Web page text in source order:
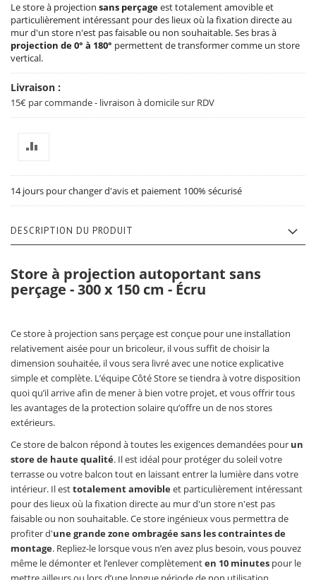
Le store à projection sans perçageest totalement amovible et
particulièrement intéressant pour des lieux où la fixation directe au
mur d'un store n'est pas faisable ou non souhaitable. Ses bras à
projection de 0° à 180° permettent de transformer comme un store
vertical.
Livraison :
15€ par commande - livraison à domicile sur RDV
14 jours pour changer d'avis et paiement 100% sécurisé
DESCRIPTION DU PRODUIT
Store à projection autoportant sans
perçage - 300 x 150 cm - Écru
Ce store à projection sans perçage est conçue pour une installation
relativement aisée pour un bricoleur, il vous suffit de choisir la
dimension souhaitée, il vous sera livré avec une notice explicative
simple et complète. L’équipe Côté Store se tiendra à votre disposition
quoi qu’il arrive afin de mener à bien votre projet, et vous offrir tous
les avantages de la protection solaire qu’offre un de nos stores
extérieurs.
Ce store de balcon répond à toutes les exigences demandées pour un
store de haute qualité. Il est idéal pour protéger du soleil votre
terrasse ou votre balcon tout en laissant entrer la lumière dans votre
intérieur. Il esttotalement amovibleet particulièrement intéressant
pour des lieux où la fixation directe au mur d'un store n'est pas
faisable ou non souhaitable. Ce store ingénieux vous permettra de
profiter d'une grande zone ombragée sans les contraintes de
montage. Repliez-le lorsque vous n’en avez plus besoin, vous pouvez
même le démonter et l’enlever complètementen 10 minutes pour le